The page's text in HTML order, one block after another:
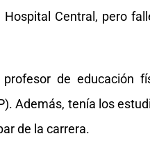
Central, pero
profesor de educación
Además, tenía los
de la carrera.